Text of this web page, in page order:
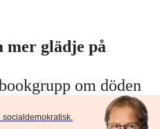
mer glädje på
om döden